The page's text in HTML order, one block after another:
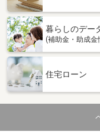
暮らしのデー
(補助金・助成金
住宅ローン